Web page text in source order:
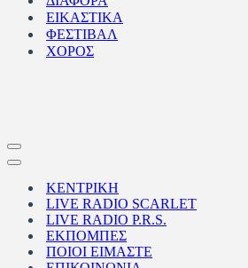
ΕΙΚΑΣΤΙΚΑ
ΦΕΣΤΙΒΑΛ
ΧΟΡΟΣ
Μενού
πλοήγησης
Μενού
πλοήγησηςΚΕΝΤΡΙΚΗ
LIVE RADIO SCARLET
LIVE RADIO P.R.S.
ΕΚΠΟΜΠΕΣ
ΠΟΙΟΙ ΕΙΜΑΣΤΕ